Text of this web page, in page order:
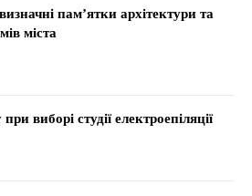
пам’ятки архітектури та
міста
виборі студії електроепіляції